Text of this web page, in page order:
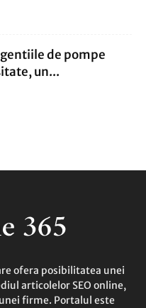
de pompe
un...
ofera posibilitatea unei
articolelor SEO online,
firme. Portalul este